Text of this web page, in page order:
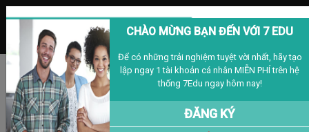
MENU
VIỆT NAM
Đăng nhập Đăng ký
CHÀO MỪNG BẠN ĐẾN VỚI 7 EDU
Để có những trải nghiệm tuyệt vời nhất, hãy tạo
lập ngay 1 tài khoản cá nhân MIỄN PHÍ trên hệ
thống 7Edu ngay hôm nay!
ĐĂNG KÝ